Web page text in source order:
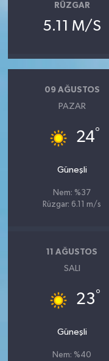
RÜZGAR
5.11 M/S
09 AĞUSTOS
PAZAR
24°
Güneşli
Nem: %37
Rüzgar: 6.11 m/s
11 AĞUSTOS
SALI
23°
Güneşli
Nem: %40